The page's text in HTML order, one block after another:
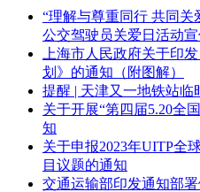
石家庄市。
2.3 招标范围
石家庄轨道交通一期工程安全
统一管理。投标人须将轨道交
1号线三期)和1号线二期(剩余
集团现有的安全风险信息平台
频监控、综合评比、图形展
(详见招标文件第五章技术要求)
“理解与尊重同行 共同关
公交驾驶员关爱日活动
上海市人民政府关于印
划》的通知（附图解）
提醒 | 天津又一地铁站临
关于开展“第四届5.20全
知
关于申报2023年UITP全
目议题的通知
交通运输部印发通知部